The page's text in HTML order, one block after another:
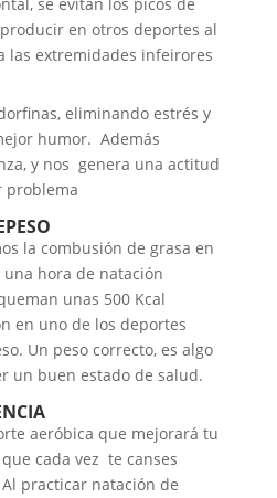
en otros deportes al
las extremidades infeirores
eliminando estrés y
humor. Además
y nos genera una actitud
problema
la combusión de grasa en
hora de natación
unas 500 Kcal
en uno de los deportes
Un peso correcto, es algo
un buen estado de salud.
aeróbica que mejorará tu
cada vez te canses
practicar natación de